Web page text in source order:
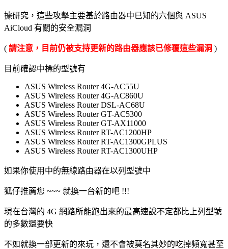
據研究，這些攻擊主要基於路由器中已知的六個與 ASUS
AiCloud 有關的安全漏洞
( 請注意，目前仍被支持更新的路由器應該已修覆這些漏洞 )
目前確認中標的型號有
ASUS Wireless Router 4G-AC55U
ASUS Wireless Router 4G-AC860U
ASUS Wireless Router DSL-AC68U
ASUS Wireless Router GT-AC5300
ASUS Wireless Router GT-AX11000
ASUS Wireless Router RT-AC1200HP
ASUS Wireless Router RT-AC1300GPLUS
ASUS Wireless Router RT-AC1300UHP
如果你使用中的無線路由器在以列型號中
狐仔推薦您 ~~~ 就換一台新的吧 !!!
現在台灣的 4G 網路所能跑出來的最高速說不定都比上列型號
的多數還要快
不如就換一部更新的來玩，還不會被莫名其妙的吃掉頻寬甚至